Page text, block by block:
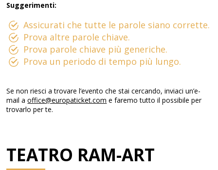
Suggerimenti:
Assicurati che tutte le parole siano corrette.
Prova altre parole chiave.
Prova parole chiave più generiche.
Prova un periodo di tempo più lungo.
Se non riesci a trovare l’evento che stai cercando, inviaci un’e-
mail aoffice@europaticket.com e faremo tutto il possibile per
trovarlo per te.
TEATRO RAM-ART